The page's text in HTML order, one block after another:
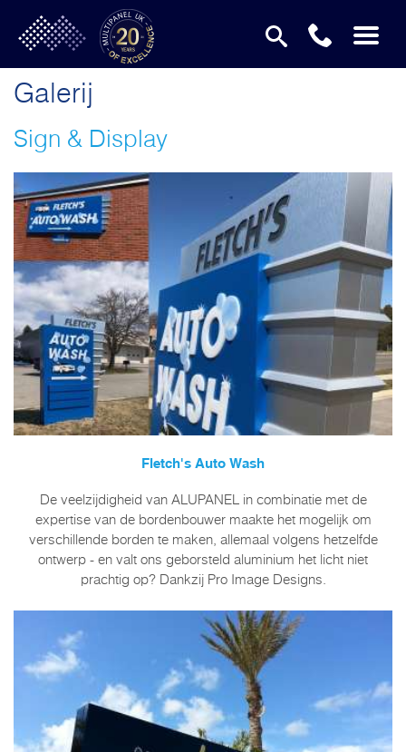
Galerij
Sign & Display
Fletch's Auto Wash
De veelzijdigheid van ALUPANEL in combinatie met de
expertise van de bordenbouwer maakte het mogelijk om
verschillende borden te maken, allemaal volgens hetzelfde
ontwerp - en valt ons geborsteld aluminium het licht niet
prachtig op? Dankzij Pro Image Designs.